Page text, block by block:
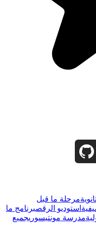
مرحلة ما قبل
استوديو الرقصبرنامج ما
مدرسة مونتيسوريجميع